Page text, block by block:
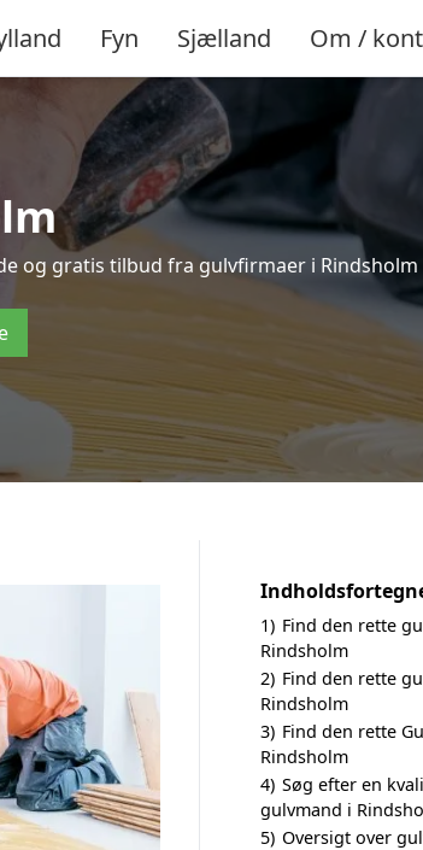
Fyn Sjælland Om /
og gratis tilbud fra gulvfirmaer i Rindsholm
1) Find den rette
Rindsholm
2) Find den rette
Rindsholm
3) Find den rette
Rindsholm
4) Søg efter en
gulvmand i
5) Oversigt over